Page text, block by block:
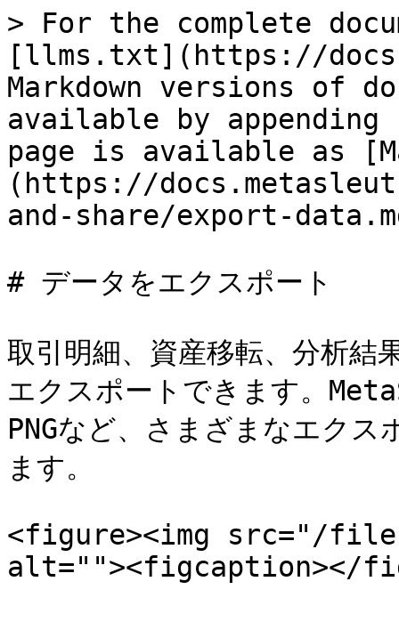
> For the complete
[llms.txt](https://
Markdown versions of
available by
page is available as
(https://
and-share/export-
# データをエクスポート
取引明細、資産移転、分析結
エクスポートできます。
PNGなど、さまざまなエク
ます。
<figure><img src="/files/